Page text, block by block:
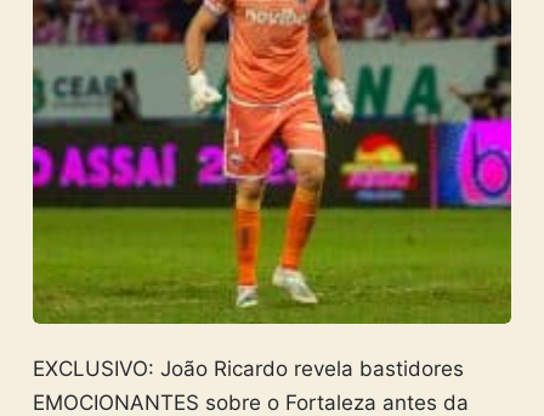
EXCLUSIVO: João Ricardo revela bastidores
EMOCIONANTES sobre o Fortaleza antes da